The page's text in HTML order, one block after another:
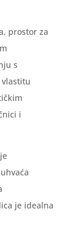
prostor za
s
i
je idealna